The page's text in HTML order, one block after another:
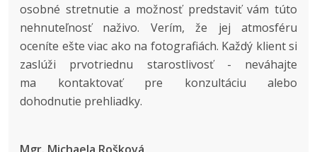
osobné stretnutie a možnosť predstaviť vám túto
nehnuteľnosť naživo. Verím, že jej atmosféru
oceníte ešte viac ako na fotografiách. Každý klient si
zaslúži prvotriednu starostlivosť - neváhajte
ma kontaktovať pre konzultáciu alebo
dohodnutie prehliadky.